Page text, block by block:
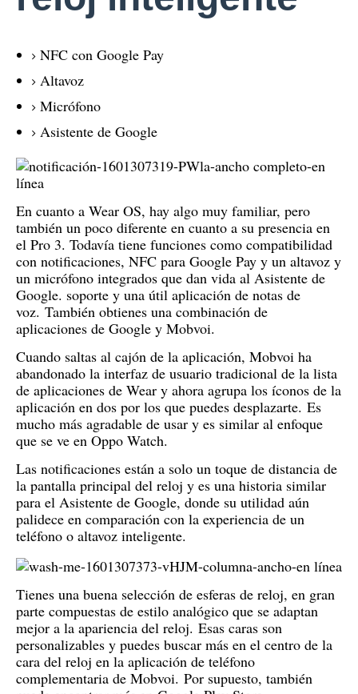
NFC con Google Pay
Altavoz
Micrófono
Asistente de Google
En cuanto a Wear OS, hay algo muy familiar, pero
también un poco diferente en cuanto a su presencia en
el Pro 3. Todavía tiene funciones como compatibilidad
con notificaciones, NFC para Google Pay y un altavoz y
un micrófono integrados que dan vida al Asistente de
Google. soporte y una útil aplicación de notas de
voz. También obtienes una combinación de
aplicaciones de Google y Mobvoi.
Cuando saltas al cajón de la aplicación, Mobvoi ha
abandonado la interfaz de usuario tradicional de la lista
de aplicaciones de Wear y ahora agrupa los íconos de la
aplicación en dos por los que puedes desplazarte. Es
mucho más agradable de usar y es similar al enfoque
que se ve en Oppo Watch.
Las notificaciones están a solo un toque de distancia de
la pantalla principal del reloj y es una historia similar
para el Asistente de Google, donde su utilidad aún
palidece en comparación con la experiencia de un
teléfono o altavoz inteligente.
Tienes una buena selección de esferas de reloj, en gran
parte compuestas de estilo analógico que se adaptan
mejor a la apariencia del reloj. Esas caras son
personalizables y puedes buscar más en el centro de la
cara del reloj en la aplicación de teléfono
complementaria de Mobvoi. Por supuesto, también